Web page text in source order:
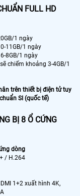
FULL HD
1 ngày
11GB/1 ngày
8GB/1 ngày
chiếm khoảng 3-4GB/1
trên thiết bị điện tử tuy
SI (quốc tế)
BỊ 8 Ổ CỨNG
dòng
/ H.264
1+2 xuất hình 4K,